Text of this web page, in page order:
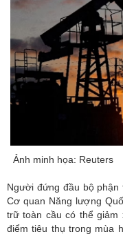
Ảnh minh họa: Reuters
Người đứng đầu bộ
Cơ quan Năng lượng
trữ toàn cầu có thể giảm
điểm tiêu thụ trong mùa